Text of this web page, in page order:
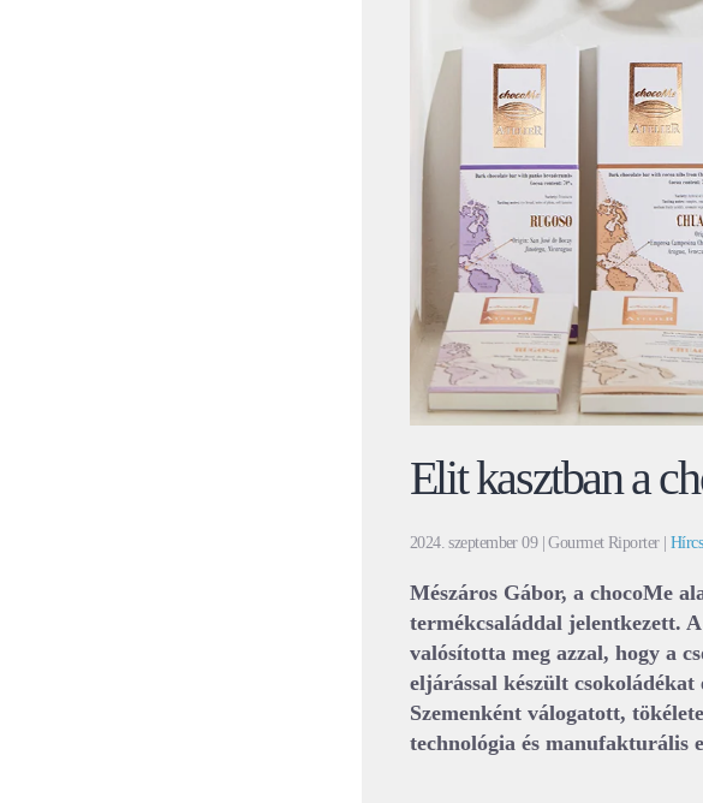
Elit kasztban a
2024. szeptember 09| Gourmet Riporter |
Mészáros Gábor, a chocoMe
termékcsaláddal jelentkezett.
valósította meg azzal, hogy a
eljárással készült
Szemenként válogatott,
technológia és manufakturális